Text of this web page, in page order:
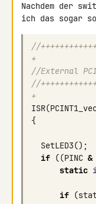
Nachdem der
//
+
//External
//
+
ISR(
{
SetLED3();
if ((PINC &
static
if (